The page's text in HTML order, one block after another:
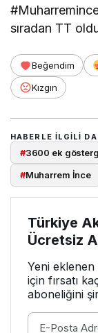
sıradan TT
Beğendim
Kızgın
HABERLE ILGILI
#3600 ek
#Muharrem İnce
Türkiye
Ücretsiz
Yeni
için fırsatı
aboneliğini